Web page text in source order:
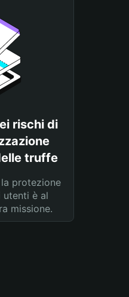
rischi di
truffe
protezione
utenti è al
missione.